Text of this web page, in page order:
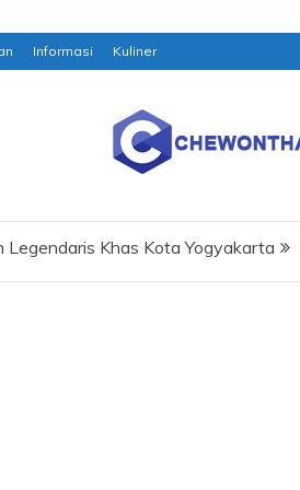
Informasi Kuliner
Legendaris Khas Kota Yogyakarta